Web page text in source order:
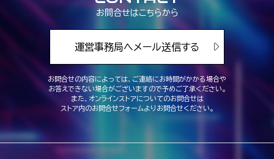
お問合せはこちらから
運営事務局へメール送信する
お問合せの内容によっては、ご連絡にお時間がかかる場合や
お答えできない場合がございますので予めご了承ください。
また、オンラインストアについてのお問合せは
ストア内のお問合せフォームよりお問合せください。